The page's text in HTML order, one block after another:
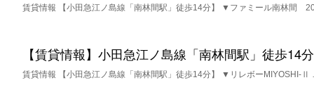
賃貸情報 【小田急江ノ島線「南林間駅」徒歩14分】 ▼ファミール南林間
【賃貸情報】小田急江ノ島線「南林間駅」徒歩
賃貸情報 【小田急江ノ島線「南林間駅」徒歩14分】 ▼リレボーMIYOSHI-